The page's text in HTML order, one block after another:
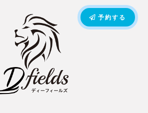
予約する